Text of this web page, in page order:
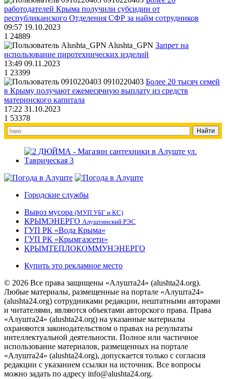
работодателей Крыма получили субсидии от
республиканского Отделения СФР за найм сотрудников
09:57 19.10.2023
1 24889
Alushta_GPN Запрет на
использование пиротехнических изделий
13:49 09.11.2023
1 23399
0910220403 Более 20 тысяч семей
в Крыму получают ежемесячную выплату из средств
материнского капитала
17:22 31.10.2023
1 53378
Городские службы
Вывоз мусора (МУП УБГ и КС)
КРЫМЭНЕРГО Алуштинский РЭС
ГУП РК «Вода Крыма»
ГУП РК «Крымгазсети»
КРЫМТЕПЛОКОММУНЭНЕРГО
Купить это рекламное место
© 2026 Все права защищены «Алушта24» (alushta24.org).
Любые материалы, размещенные на портале «Алушта24»
(alushta24.org) сотрудниками редакции, нештатными авторами
и читателями, являются объектами авторского права. Права
«Алушта24» (alushta24.org) на указанные материалы
охраняются законодательством о правах на результаты
интеллектуальной деятельности. Полное или частичное
использование материалов, размещенных на портале
«Алушта24» (alushta24.org), допускается только с согласия
редакции с указанием ссылки на источник. Все вопросы
можно задать по адресу info@alushta24.org.